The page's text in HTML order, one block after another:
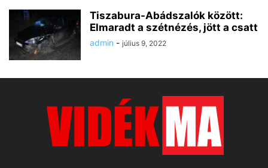
Tiszabura-Abádszalók között:
Elmaradt a szétnézés, jött a csatt
admin - július 9, 2022